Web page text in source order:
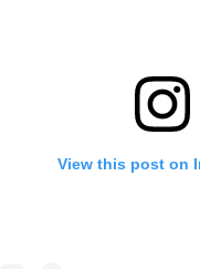
View this post on